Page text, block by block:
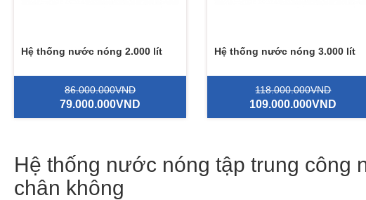
Hệ thống nước nóng 2.000 lít
86.000.000VND
79.000.000VND
Hệ thống nước nóng 3.000 lít
118.000.000VND
109.000.000VND
Hệ thống nước nóng tập trung công
chân không